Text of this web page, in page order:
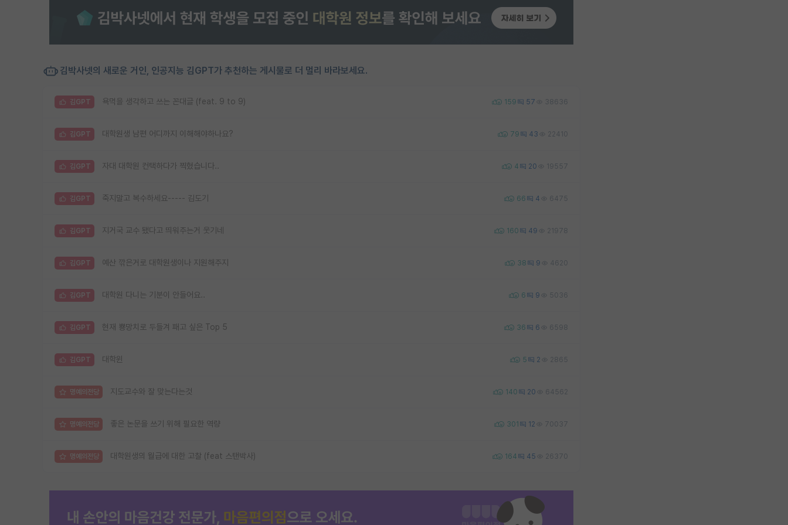
김박사넷의 새로운 거인, 인공지능 김GPT가 추천하는 게시물로 더 멀리 바라보세요.
김GPT 욕먹을 생각하고 쓰는 꼰대글 (feat. 9 to 9) 159 57 38636
김GPT 대학원생 남편 어디까지 이해해야하나요? 79 43 22410
김GPT 자대 대학원 컨택하다가 찍혔습니다.. 4 20 19557
김GPT 죽지말고 복수하세요----- 김도기 66 4 6475
김GPT 지거국 교수 됐다고 띄워주는거 웃기네 160 49 21978
김GPT 예산 깎은거로 대학원생이나 지원해주지 38 9 4620
김GPT 대학원 다니는 기분이 안들어요.. 6 9 5036
김GPT 현재 뿅망치로 두들겨 패고 싶은 Top 5 36 6 6598
김GPT 대학윈 5 2 2865
명예의전당 지도교수와 잘 맞는다는것 140 20 64562
명예의전당 좋은 논문을 쓰기 위해 필요한 역량 301 12 70037
명예의전당 대학원생의 월급에 대한 고찰 (feat 스탠박사) 164 45 26370